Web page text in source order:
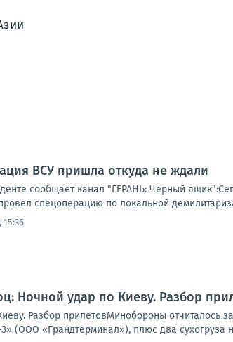
ВСУ пришла откуда не ждали
сообщает канал "ГЕРАНЬ: Черный
спецоперацию по локальной
15:36
Ночной удар по Киеву. Разбор
Разбор прилетовМинобороны отчиталось
(ООО «Грандтерминал»), плюс два